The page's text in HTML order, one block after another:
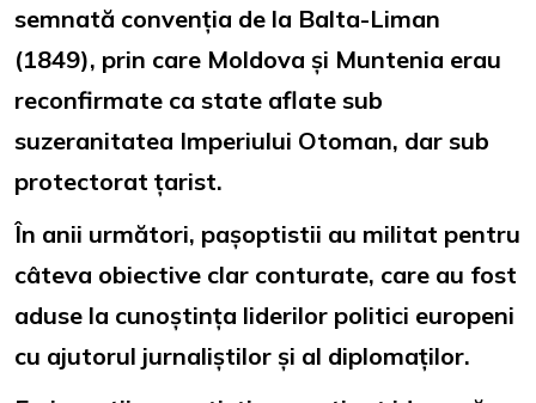
semnată convenția de la Balta-Liman
(1849), prin care Moldova și Muntenia erau
reconfirmate ca state aflate sub
suzeranitatea Imperiului Otoman, dar sub
protectorat țarist.
În anii următori, pașoptistii au militat pentru
câteva obiective clar conturate, care au fost
aduse la cunoștința liderilor politici europeni
cu ajutorul jurnaliștilor și al diplomaților.